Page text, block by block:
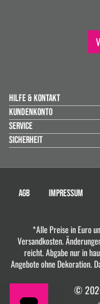
HILFE & KONTAKT
KUNDENKONTO
SERVICE
SICHERHEIT
AGB IMPRESSUM
*Alle Preise in Euro
Versandkosten.
reicht. Abgabe nur in
Angebote ohne Dekoration.
©